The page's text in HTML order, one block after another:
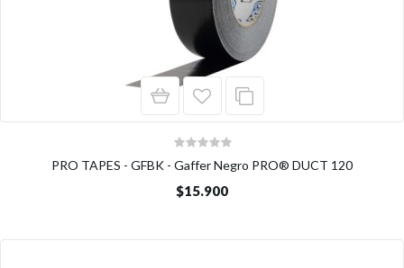
PRO TAPES - GFBK - Gaffer Negro PRO® DUCT 120
$15.900